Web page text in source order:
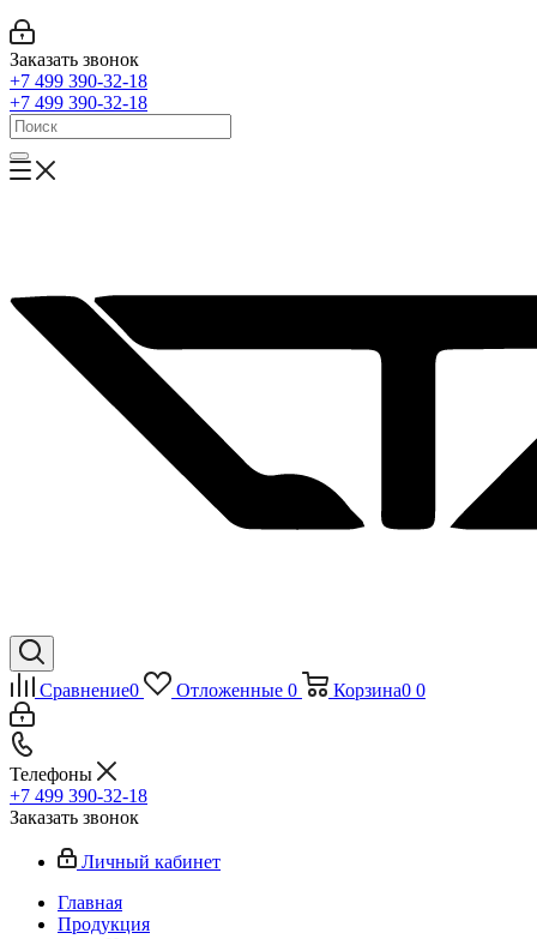
Заказать звонок
+7 499 390-32-18
+7 499 390-32-18
Сравнение0 Отложенные 0 Корзина0 0
Телефоны
+7 499 390-32-18
Заказать звонок
Личный кабинет
Главная
Продукция